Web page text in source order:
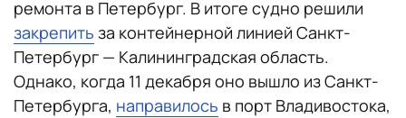
ремонта в Петербург. В итоге судно решили
закрепить за контейнерной линией Санкт-
Петербург — Калининградская область.
Однако, когда 11 декабря оно вышло из Санкт-
Петербурга, направилось в порт Владивостока,